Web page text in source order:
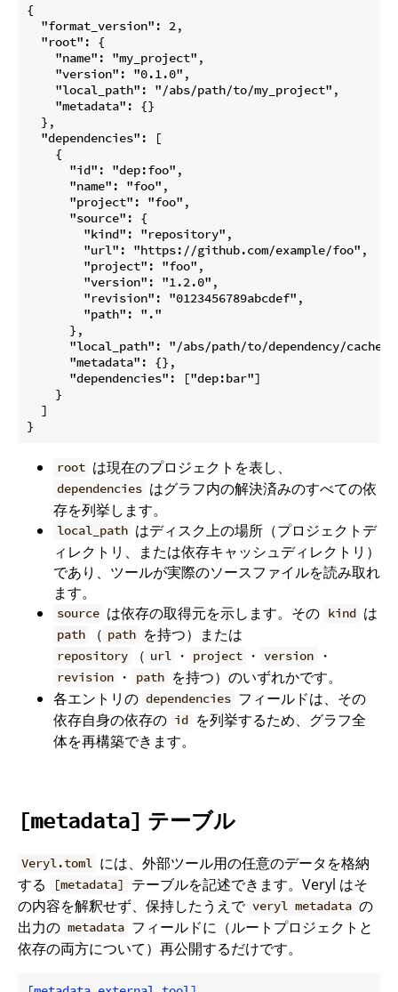
{
  "format_version": 2,
  "root": {
    "name": "my_project",
    "version": "0.1.0",
    "local_path": "/abs/path/to/my_project",
    "metadata": {}
  },
  "dependencies": [
    {
      "id": "dep:foo",
      "name": "foo",
      "project": "foo",
      "source": {
        "kind": "repository",
        "url": "https://github.com/example/foo",
        "project": "foo",
        "version": "1.2.0",
        "revision": "0123456789abcdef",
        "path": "."
      },
"local_path": "/abs/path/to/dependency/cache/
      "metadata": {},
      "dependencies": ["dep:bar"]
    }
  ]
root は現在のプロジェクトを表し、
dependencies はグラフ内の解決済みのすべての依
存を列挙します。
local_path はディスク上の場所（プロジェクトデ
ィレクトリ、または依存キャッシュディレクトリ）
であり、ツールが実際のソースファイルを読み取れ
ます。
source は依存の取得元を示します。その kind は
path （ path を持つ）または
repository （ url ・ project ・ version ・
revision ・ path を持つ）のいずれかです。
各エントリの dependencies フィールドは、その
依存自身の依存の id を列挙するため、グラフ全
体を再構築できます。
[metadata] テーブル
Veryl.toml には、外部ツール用の任意のデータを格納
する
[metadata]
テーブルを記述できます。Veryl はそ
の内容を解釈せず、保持したうえで veryl metadata の
出力の metadata フィールドに（ルートプロジェクトと
依存の両方について）再公開するだけです。